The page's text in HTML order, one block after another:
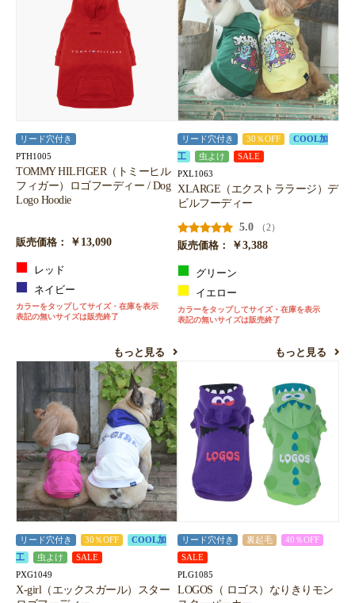
リード穴付き
PTH1005
TOMMY HILFIGER（トミーヒル
フィガー）ロゴフーディー / Dog
Logo Hoodie
販売価格： ￥13,090
レッド
ネイビー
カラーをタップしてサイズ・在庫を表示
表記の無いサイズは販売終了
もっと見る
リード穴付き 30％OFF
COOL加
工
虫よけ SALE
PXL1063
XLARGE（エクストララージ）デ
ビルフーディー
5.0
（2）
販売価格：
￥3,388
グリーン
イエロー
カラーをタップしてサイズ・在庫を表示
表記の無いサイズは販売終了
もっと見る
リード穴付き 30％OFF
COOL加
工
虫よけ SALE
PXG1049
X-girl（エックスガール）スター
リード穴付き 裏起毛
40％OFF
SALE
PLG1085
LOGOS（ ロゴス）なりきりモン